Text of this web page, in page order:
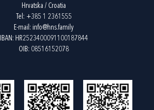
Hrvatska / Croatia
Tel: +385 1 2361555
E-mail: info@hns.family
IBAN: HR2523400091100187844
OIB: 08516152078